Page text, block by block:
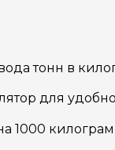
тонн в
для
1000